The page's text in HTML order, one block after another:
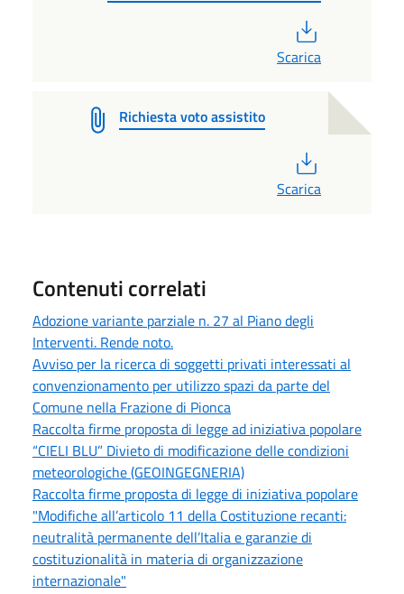
Scarica
Richiesta voto assistito
Scarica
Contenuti correlati
Adozione variante parziale n. 27 al Piano degli
Interventi. Rende noto.
Avviso per la ricerca di soggetti privati interessati al
convenzionamento per utilizzo spazi da parte del
Comune nella Frazione di Pionca
Raccolta firme proposta di legge ad iniziativa popolare
“CIELI BLU” Divieto di modificazione delle condizioni
meteorologiche (GEOINGEGNERIA)
Raccolta firme proposta di legge di iniziativa popolare
"Modifiche all’articolo 11 della Costituzione recanti:
neutralità permanente dell’Italia e garanzie di
costituzionalità in materia di organizzazione
internazionale"